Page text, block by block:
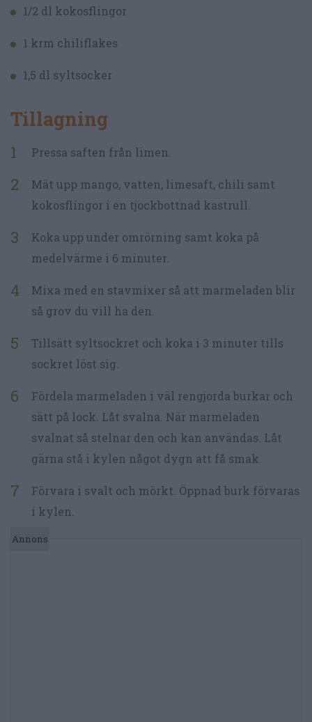
1/2 dl kokosflingor
1 krm chiliflakes
1,5 dl syltsocker
Tillagning
Pressa saften från limen.
Mät upp mango, vatten, limesaft, chili samt
kokosflingor i en tjockbottnad kastrull.
Koka upp under omrörning samt koka på
medelvärme i 6 minuter.
Mixa med en stavmixer så att marmeladen blir
så grov du vill ha den.
Tillsätt syltsockret och koka i 3 minuter tills
sockret löst sig.
Fördela marmeladen i väl rengjorda burkar och
sätt på lock. Låt svalna. När marmeladen
svalnat så stelnar den och kan användas. Låt
gärna stå i kylen något dygn att få smak.
Förvara i svalt och mörkt. Öppnad burk förvaras
i kylen.